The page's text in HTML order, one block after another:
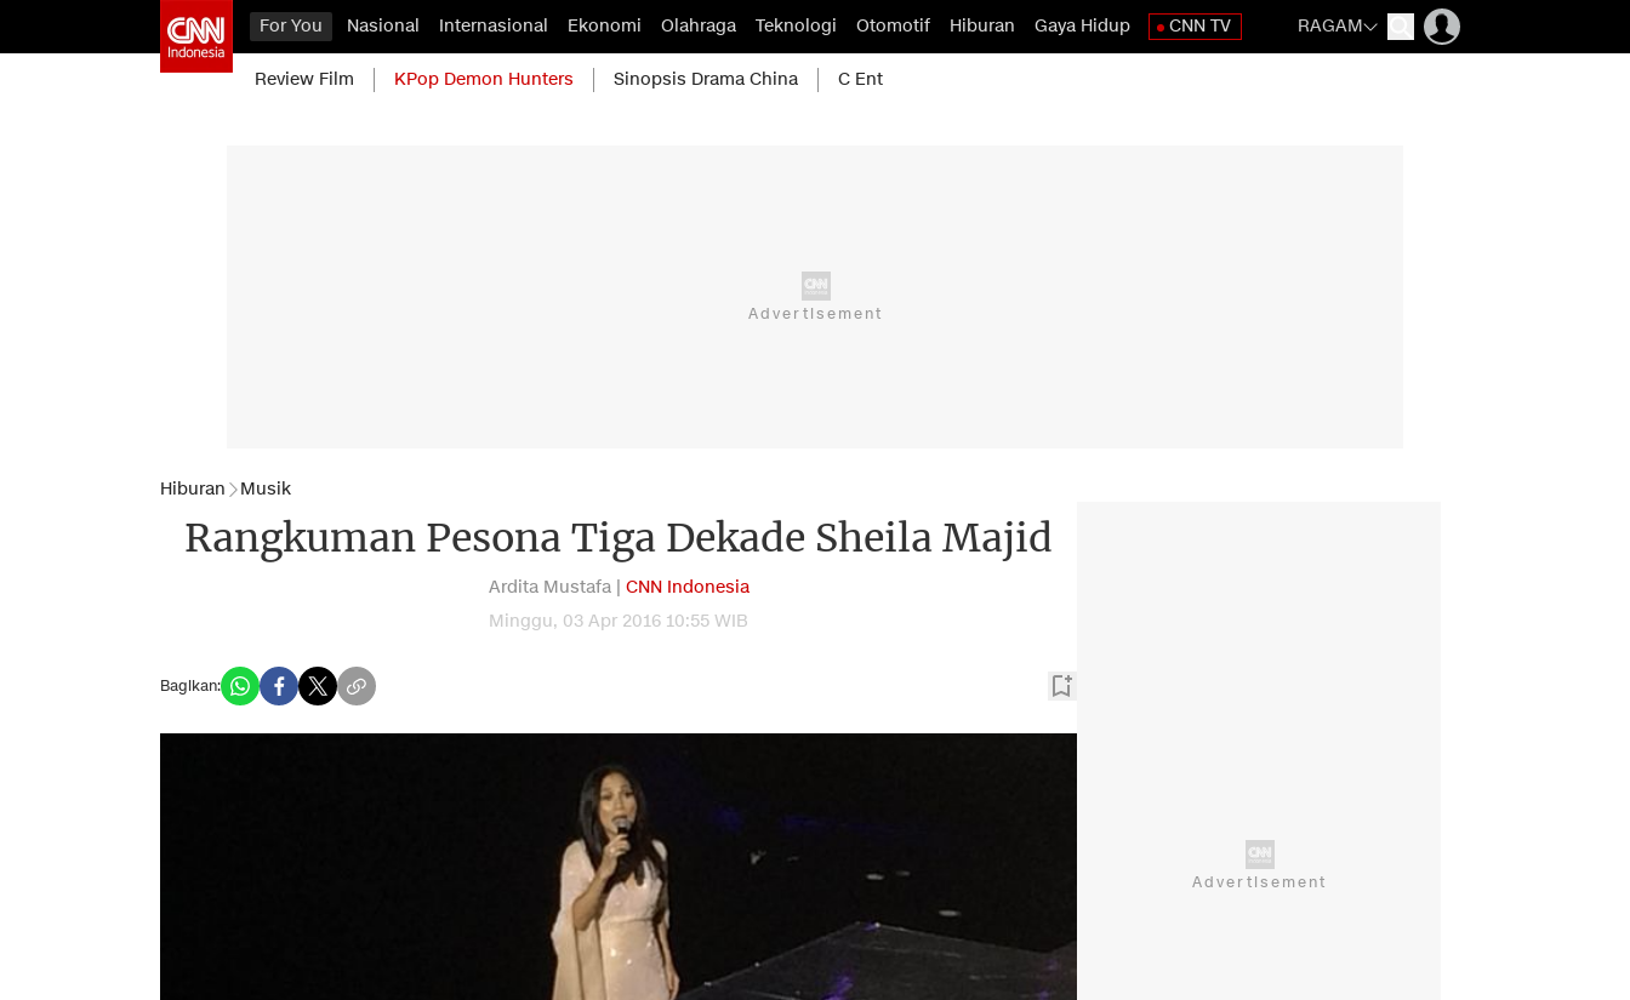
For You Nasional Internasional Ekonomi Olahraga Teknologi Otomotif Hiburan Gaya Hidup CNN TV RAGAM
Review Film KPop Demon Hunters Sinopsis Drama China C Ent
Hiburan Musik
Rangkuman Pesona Tiga Dekade Sheila Majid
Ardita Mustafa | CNN Indonesia
Minggu, 03 Apr 2016 10:55 WIB
Bagikan: